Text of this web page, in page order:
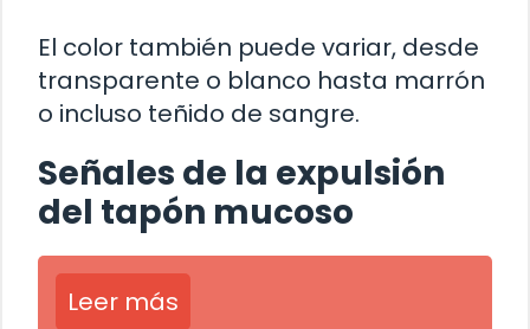
El color también puede variar, desde
transparente o blanco hasta marrón
o incluso teñido de sangre.
Señales de la expulsión
del tapón mucoso
Leer más